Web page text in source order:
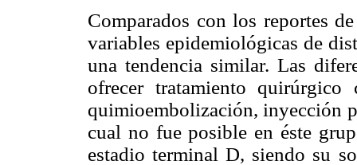
Comparados con los reportes
variables epidemiológicas de
una tendencia similar. Las
ofrecer tratamiento
quimioembolización, inyección
cual no fue posible en éste
estadio terminal D, siendo su